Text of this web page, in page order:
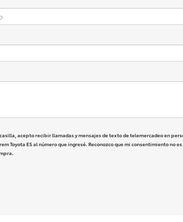
acepto recibir llamadas y mensajes de texto de telemercadeo en
Toyota ES al número que ingresé. Reconozco que mi consentimiento no es